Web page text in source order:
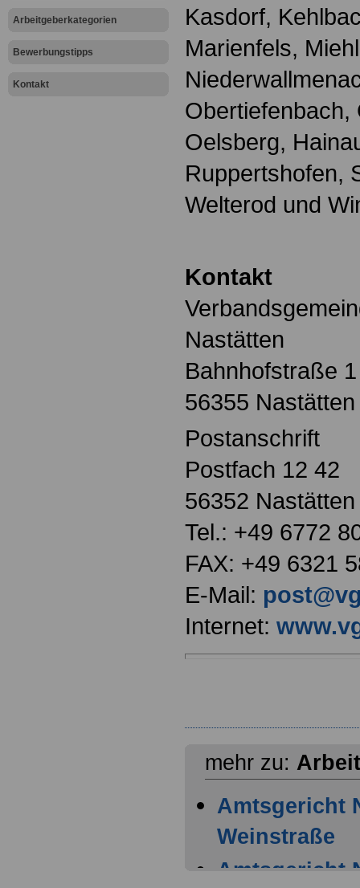
Arbeitgeberkategorien
Bewerbungstipps
Kontakt
Kasdorf,
Marienfels,
Obertiefenbach,
Oelsberg,
Ruppertshofen,
Welterod und
Kontakt
Nastätten
Bahnhofstraße 1
56355 Nastätten
Postanschrift
Postfach 12 42
56352 Nastätten
Tel.: +49 6772
FAX: +49 6321
E-Mail:
Internet:
mehr zu:
Amtsgericht
Weinstraße
Amtsgericht